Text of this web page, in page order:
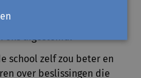
moment. Dat gaf
bezig houden, maar ze
ons afgestemd.
school zelf zou beter en
over beslissingen die